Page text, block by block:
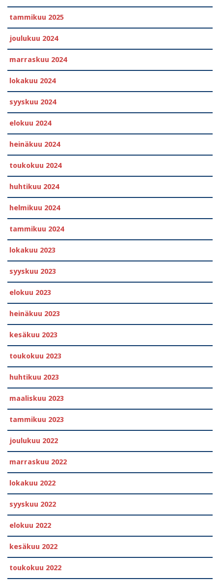
tammikuu 2025
joulukuu 2024
marraskuu 2024
lokakuu 2024
syyskuu 2024
elokuu 2024
heinäkuu 2024
toukokuu 2024
huhtikuu 2024
helmikuu 2024
tammikuu 2024
lokakuu 2023
syyskuu 2023
elokuu 2023
heinäkuu 2023
kesäkuu 2023
toukokuu 2023
huhtikuu 2023
maaliskuu 2023
tammikuu 2023
joulukuu 2022
marraskuu 2022
lokakuu 2022
syyskuu 2022
elokuu 2022
kesäkuu 2022
toukokuu 2022